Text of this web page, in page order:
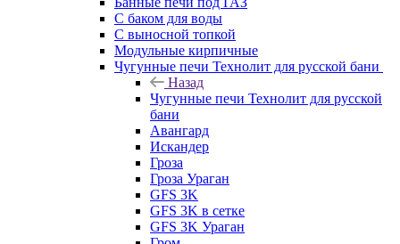
С баком для воды
С выносной топкой
Модульные кирпичные
Чугунные печи Технолит для русской бани
Назад
Чугунные печи Технолит для русской
бани
Авангард
Искандер
Гроза
Гроза Ураган
GFS 3K
GFS 3K в сетке
GFS 3K Ураган